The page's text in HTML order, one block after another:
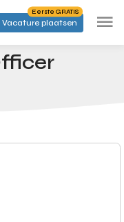
Vacature plaatsen
Eerste GRATIS
Officer